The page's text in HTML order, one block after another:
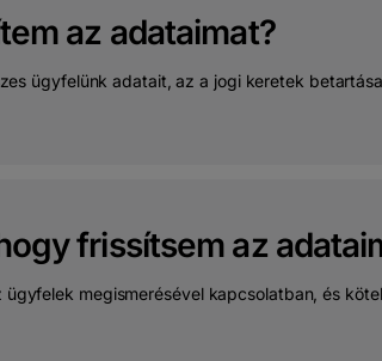
az adataimat?
ügyfelünk adatait, az a jogi keretek
frissítsem az
megismerésével kapcsolatban, és